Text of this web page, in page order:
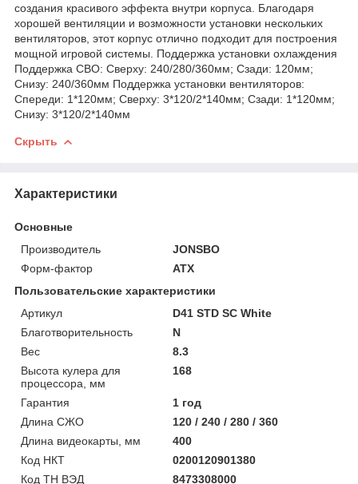
создания красивого эффекта внутри корпуса. Благодаря
хорошей вентиляции и возможности установки нескольких
вентиляторов, этот корпус отлично подходит для построения
мощной игровой системы. Поддержка установки охлаждения
Поддержка СВО: Сверху: 240/280/360мм; Сзади: 120мм;
Снизу: 240/360мм Поддержка установки вентиляторов:
Спереди: 1*120мм; Сверху: 3*120/2*140мм; Сзади: 1*120мм;
Снизу: 3*120/2*140мм
Скрыть
Характеристики
Основные
Производитель
JONSBO
Форм-фактор
ATX
Пользовательские характеристики
Артикул
D41 STD SC White
Благотворительность
N
Вес
8.3
Высота кулера для
процессора, мм
168
Гарантия
1 год
Длина СЖО
120 / 240 / 280 / 360
Длина видеокарты, мм
400
Код НКТ
0200120901380
Код ТН ВЭД
8473308000